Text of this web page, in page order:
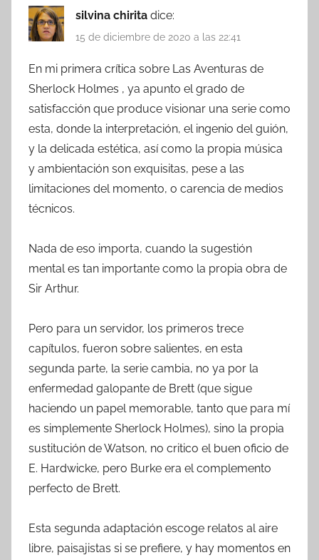
silvina chirita dice:
15 de diciembre de 2020 a las 22:41
En mi primera crítica sobre Las Aventuras de
Sherlock Holmes , ya apunto el grado de
satisfacción que produce visionar una serie como
esta, donde la interpretación, el ingenio del guión,
y la delicada estética, así como la propia música
y ambientación son exquisitas, pese a las
limitaciones del momento, o carencia de medios
técnicos.
Nada de eso importa, cuando la sugestión
mental es tan importante como la propia obra de
Sir Arthur.
Pero para un servidor, los primeros trece
capítulos, fueron sobre salientes, en esta
segunda parte, la serie cambia, no ya por la
enfermedad galopante de Brett (que sigue
haciendo un papel memorable, tanto que para mí
es simplemente Sherlock Holmes), sino la propia
sustitución de Watson, no critico el buen oficio de
E. Hardwicke, pero Burke era el complemento
perfecto de Brett.
Esta segunda adaptación escoge relatos al aire
libre, paisajistas si se prefiere, y hay momentos en